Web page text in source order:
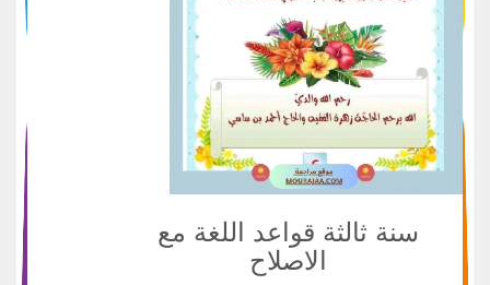
سنة ثالثة قواعد اللغة مع
الاصلاح